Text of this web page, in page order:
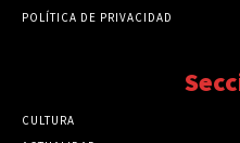
POLÍTICA DE PRIVACIDAD
CULTURA